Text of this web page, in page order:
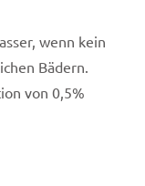
wenn kein
Bädern.
von 0,5%